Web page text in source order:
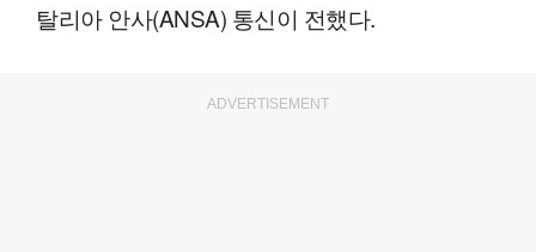
탈리아 안사(ANSA) 통신이 전했다.
ADVERTISEMENT